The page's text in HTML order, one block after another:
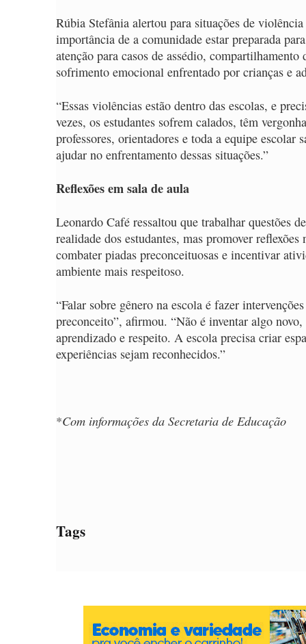
Rúbia Stefânia alertou para situações de
importância de a comunidade estar preparada
atenção para casos de assédio,
sofrimento emocional enfrentado por crianças e
“Essas violências estão dentro das escolas, e
vezes, os estudantes sofrem calados, têm
professores, orientadores e toda a equipe escolar
ajudar no enfrentamento dessas situações.”
Reflexões em sala de aula
Leonardo Café ressaltou que trabalhar questões
realidade dos estudantes, mas promover
combater piadas preconceituosas e incentivar
ambiente mais respeitoso.
“Falar sobre gênero na escola é fazer
preconceito”, afirmou. “Não é inventar algo
aprendizado e respeito. A escola precisa criar
experiências sejam reconhecidos.”
*Com informações da Secretaria de Educação
Tags